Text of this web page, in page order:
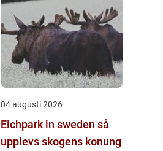
04 augusti 2026
Elchpark in sweden så
upplevs skogens konung